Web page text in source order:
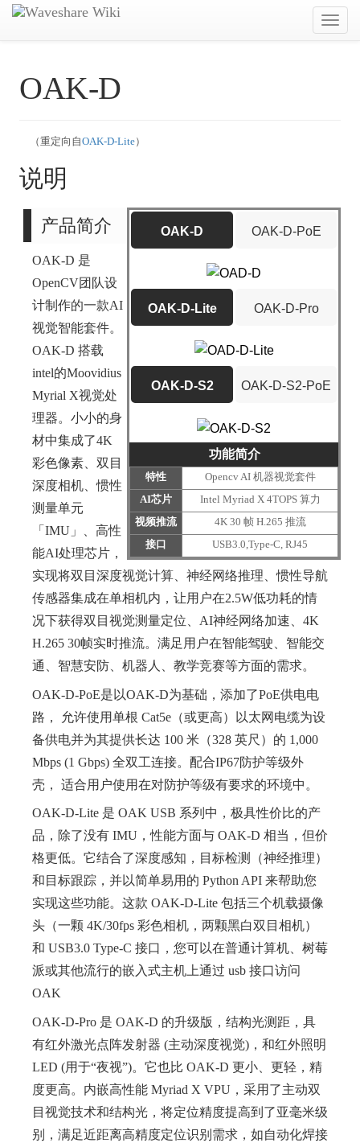
OAK-D
（重定向自OAK-D-Lite）
说明
OAK-D OAK-D-PoE
OAK-D-Lite OAK-D-Pro
OAK-D-S2 OAK-D-S2-PoE
功能简介
特性
Opencv AI 机器视觉套件
AI芯片
Intel Myriad X 4TOPS 算力
视频推流
4K 30 帧 H.265 推流
接口
USB3.0,Type-C, RJ45
产品简介
OAK-D 是
OpenCV团队设
计制作的一款AI
视觉智能套件。
OAK-D 搭载
intel的Moovidius
Myrial X视觉处
理器。小小的身
材中集成了4K
彩色像素、双目
深度相机、惯性
测量单元
「IMU」、高性
能AI处理芯片，
实现将双目深度视觉计算、神经网络推理、惯性导航
传感器集成在单相机内，让用户在2.5W低功耗的情
况下获得双目视觉测量定位、AI神经网络加速、4K
H.265 30帧实时推流。满足用户在智能驾驶、智能交
通、智慧安防、机器人、教学竞赛等方面的需求。
OAK-D-PoE是以OAK-D为基础，添加了PoE供电电
路， 允许使用单根 Cat5e（或更高）以太网电缆为设
备供电并为其提供长达 100 米（328 英尺）的 1,000
Mbps (1 Gbps) 全双工连接。配合IP67防护等级外
壳， 适合用户使用在对防护等级有要求的环境中。
OAK-D-Lite 是 OAK USB 系列中，极具性价比的产
品，除了没有 IMU，性能方面与 OAK-D 相当，但价
格更低。它结合了深度感知，目标检测（神经推理）
和目标跟踪，并以简单易用的 Python API 来帮助您
实现这些功能。这款 OAK-D-Lite 包括三个机载摄像
头（一颗 4K/30fps 彩色相机，两颗黑白双目相机）
和 USB3.0 Type-C 接口，您可以在普通计算机、树莓
派或其他流行的嵌入式主机上通过 usb 接口访问
OAK
OAK-D-Pro 是 OAK-D 的升级版，结构光测距，具
有红外激光点阵发射器 (主动深度视觉)，和红外照明
LED (用于“夜视”)。它也比 OAK-D 更小、更轻，精
度更高。内嵌高性能 Myriad X VPU，采用了主动双
目视觉技术和结构光，将定位精度提高到了亚毫米级
别，满足近距离高精度定位识别需求，如自动化焊接